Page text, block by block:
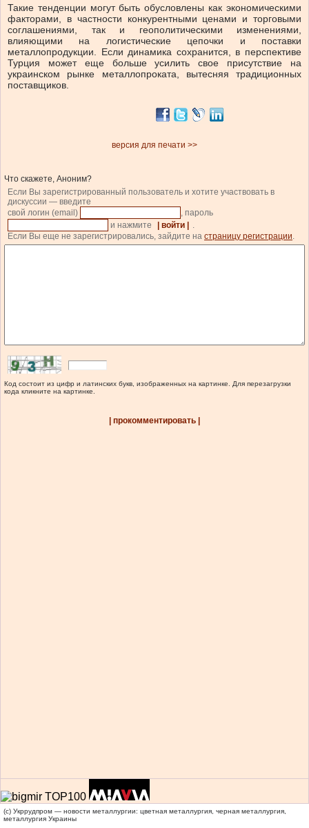
Такие тенденции могут быть обусловлены как экономическими
факторами, в частности конкурентными ценами и торговыми
соглашениями, так и геополитическими изменениями,
влияющими на логистические цепочки и поставки
металлопродукции. Если динамика сохранится, в перспективе
Турция может еще больше усилить свое присутствие на
украинском рынке металлопроката, вытесняя традиционных
поставщиков.
версия для печати >>
Что скажете, Аноним?
Если Вы зарегистрированный пользователь и хотите участвовать в
дискуссии — введите
свой логин (email)
, пароль
и нажмите
| войти |
.
Если Вы еще не зарегистрировались, зайдите на страницу регистрации.
Код состоит из цифр и латинских букв, изображенных на картинке. Для перезагрузки
кода кликните на картинке.
| прокомментировать |
(c) Укррудпром — новости металлургии: цветная металлургия, черная металлургия,
металлургия Украины